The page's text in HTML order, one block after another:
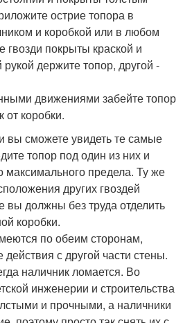
острие топора в
и коробкой или в любом
покрыты краской и
держите топор, другой -
движениями забейте топор
от коробки.
сможете увидеть те самые
топор под один из них и
максимального предела. Ту же
других гвоздей
вы должны без труда отделить
коробки.
по обеим сторонам,
с другой части стены.
наличник ломается. Во
инженерии и строительства
и прочными, а наличники